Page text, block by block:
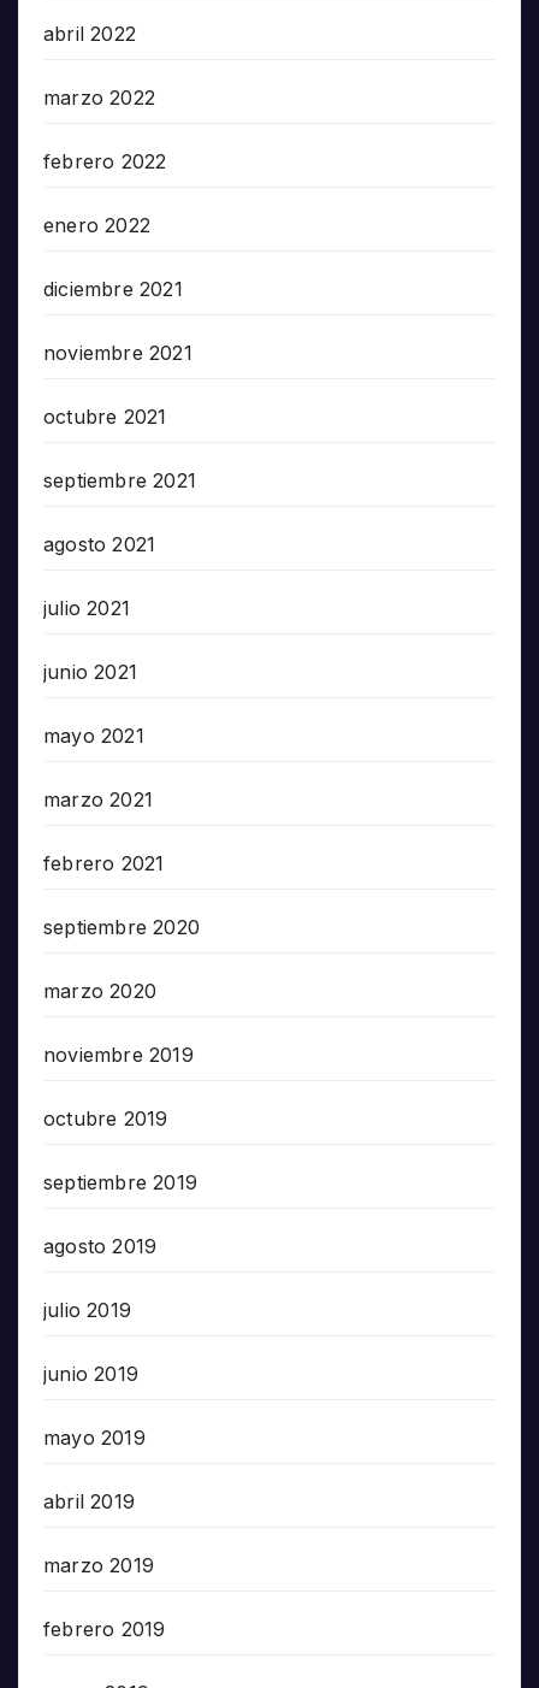
abril 2022
marzo 2022
febrero 2022
enero 2022
diciembre 2021
noviembre 2021
octubre 2021
septiembre 2021
agosto 2021
julio 2021
junio 2021
mayo 2021
marzo 2021
febrero 2021
septiembre 2020
marzo 2020
noviembre 2019
octubre 2019
septiembre 2019
agosto 2019
julio 2019
junio 2019
mayo 2019
abril 2019
marzo 2019
febrero 2019